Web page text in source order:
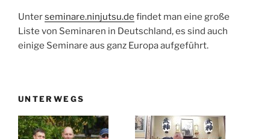
Unterseminare.ninjutsu.de findet man eine große
Liste von Seminaren in Deutschland, es sind auch
einige Seminare aus ganz Europa aufgeführt.
UNTERWEGS